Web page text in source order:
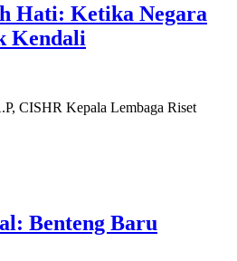
Hati: Ketika Negara
Kendali
CISHR Kepala Lembaga Riset
Benteng Baru